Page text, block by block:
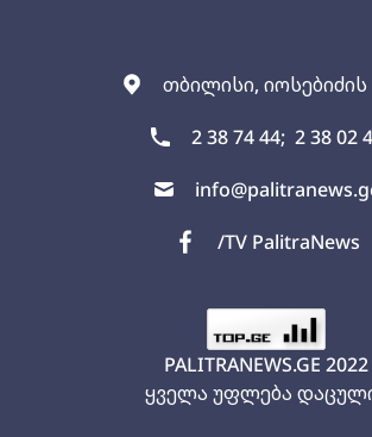
თბილისი, იოსებიძის
2 38 74 44; 2 38 02
/TV PalitraNews
PALITRANEWS.GE 2022
ყველა უფლება